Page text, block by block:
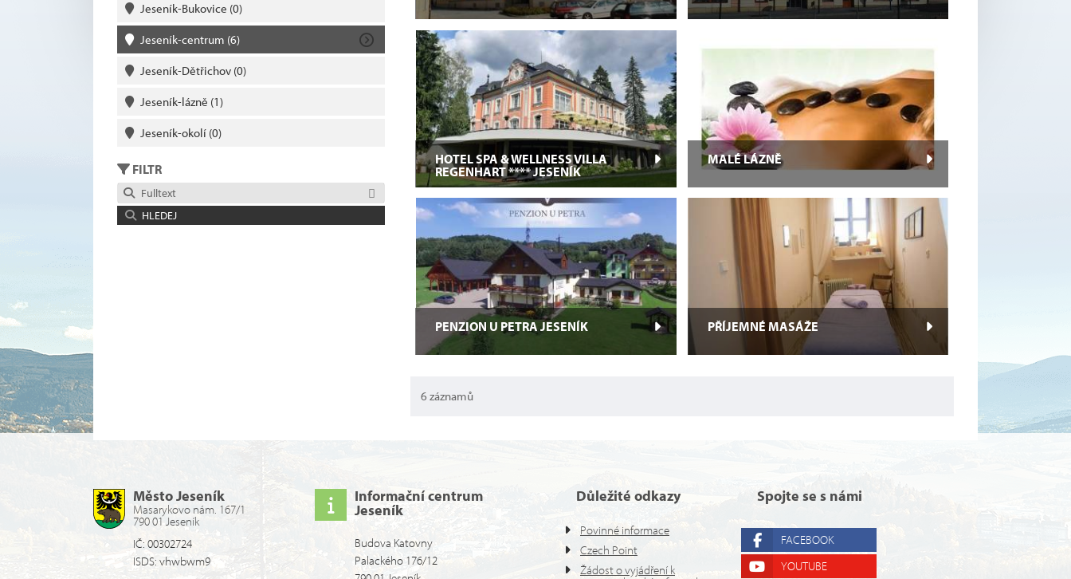
Jeseník-Bukovice (0)
Jeseník-centrum (6)
Jeseník-Dětřichov (0)
Jeseník-lázně (1)
Jeseník-okolí (0)
FILTR
Fulltext
HLEDEJ
HOTEL SPA & WELLNESS VILLA
REGENHART **** JESENÍK
MALÉ LÁZNĚ
Masáže Zdeňka Lepšová V našem
masážním salónu Malé lázně Zdeňky
Lepšové nabízíme již několik let
aromamasáže, sportovní...
PENZION U PETRA JESENÍK PŘÍJEMNÉ MASÁŽE
6 záznamů
Město Jeseník
Masarykovo nám. 167/1
790 01 Jeseník
IČ: 00302724
ISDS: vhwbwm9
Informační centrum
Jeseník
Budova Katovny
Palackého 176/12
Důležité odkazy
Povinné informace
Czech Point
Žádost o vyjádření k
Spojte se s námi
FACEBOOK
YOUTUBE